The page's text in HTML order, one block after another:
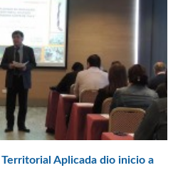
Aplicada dio inicio a